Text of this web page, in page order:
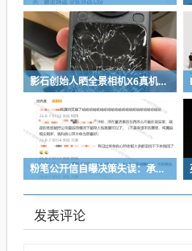
影石创始人晒全景相机X6真机：硬扛一颗子弹没穿透
粉笔公开信自曝决策失误：承认鸡贼 蹭热度 舍不得成本想多收钱
发表评论